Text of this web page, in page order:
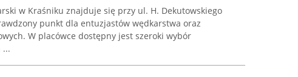
w Kraśniku znajduje się przy ul. H. Dekutowskiego
punkt dla entuzjastów wędkarstwa oraz
W placówce dostępny jest szeroki wybór
...